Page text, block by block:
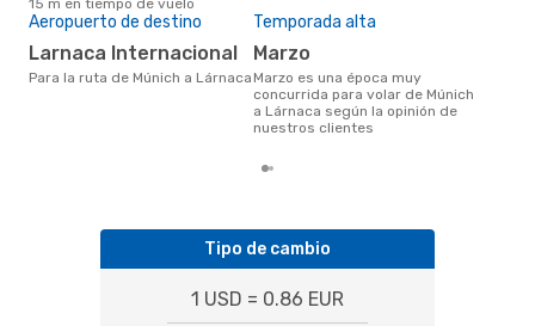
15 m en tiempo de vuelo
Aeropuerto de destino
Larnaca Internacional
Para la ruta de Múnich a Lárnaca
Temporada alta
marzo
marzo es una época muy
concurrida para volar de Múnich
a Lárnaca según la opinión de
nuestros clientes
Tipo de cambio
1 USD = 0.86 EUR